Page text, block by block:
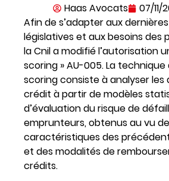
Haas Avocats 07/11/
Afin de s’adapter aux
législatives et aux besoins des
la Cnil a modifié l’autorisation
scoring » AU-005. La
scoring consiste à analyser les
crédit à partir de modèles
d’évaluation du risque de
emprunteurs, obtenus au vu
caractéristiques des
et des modalités de
crédits.